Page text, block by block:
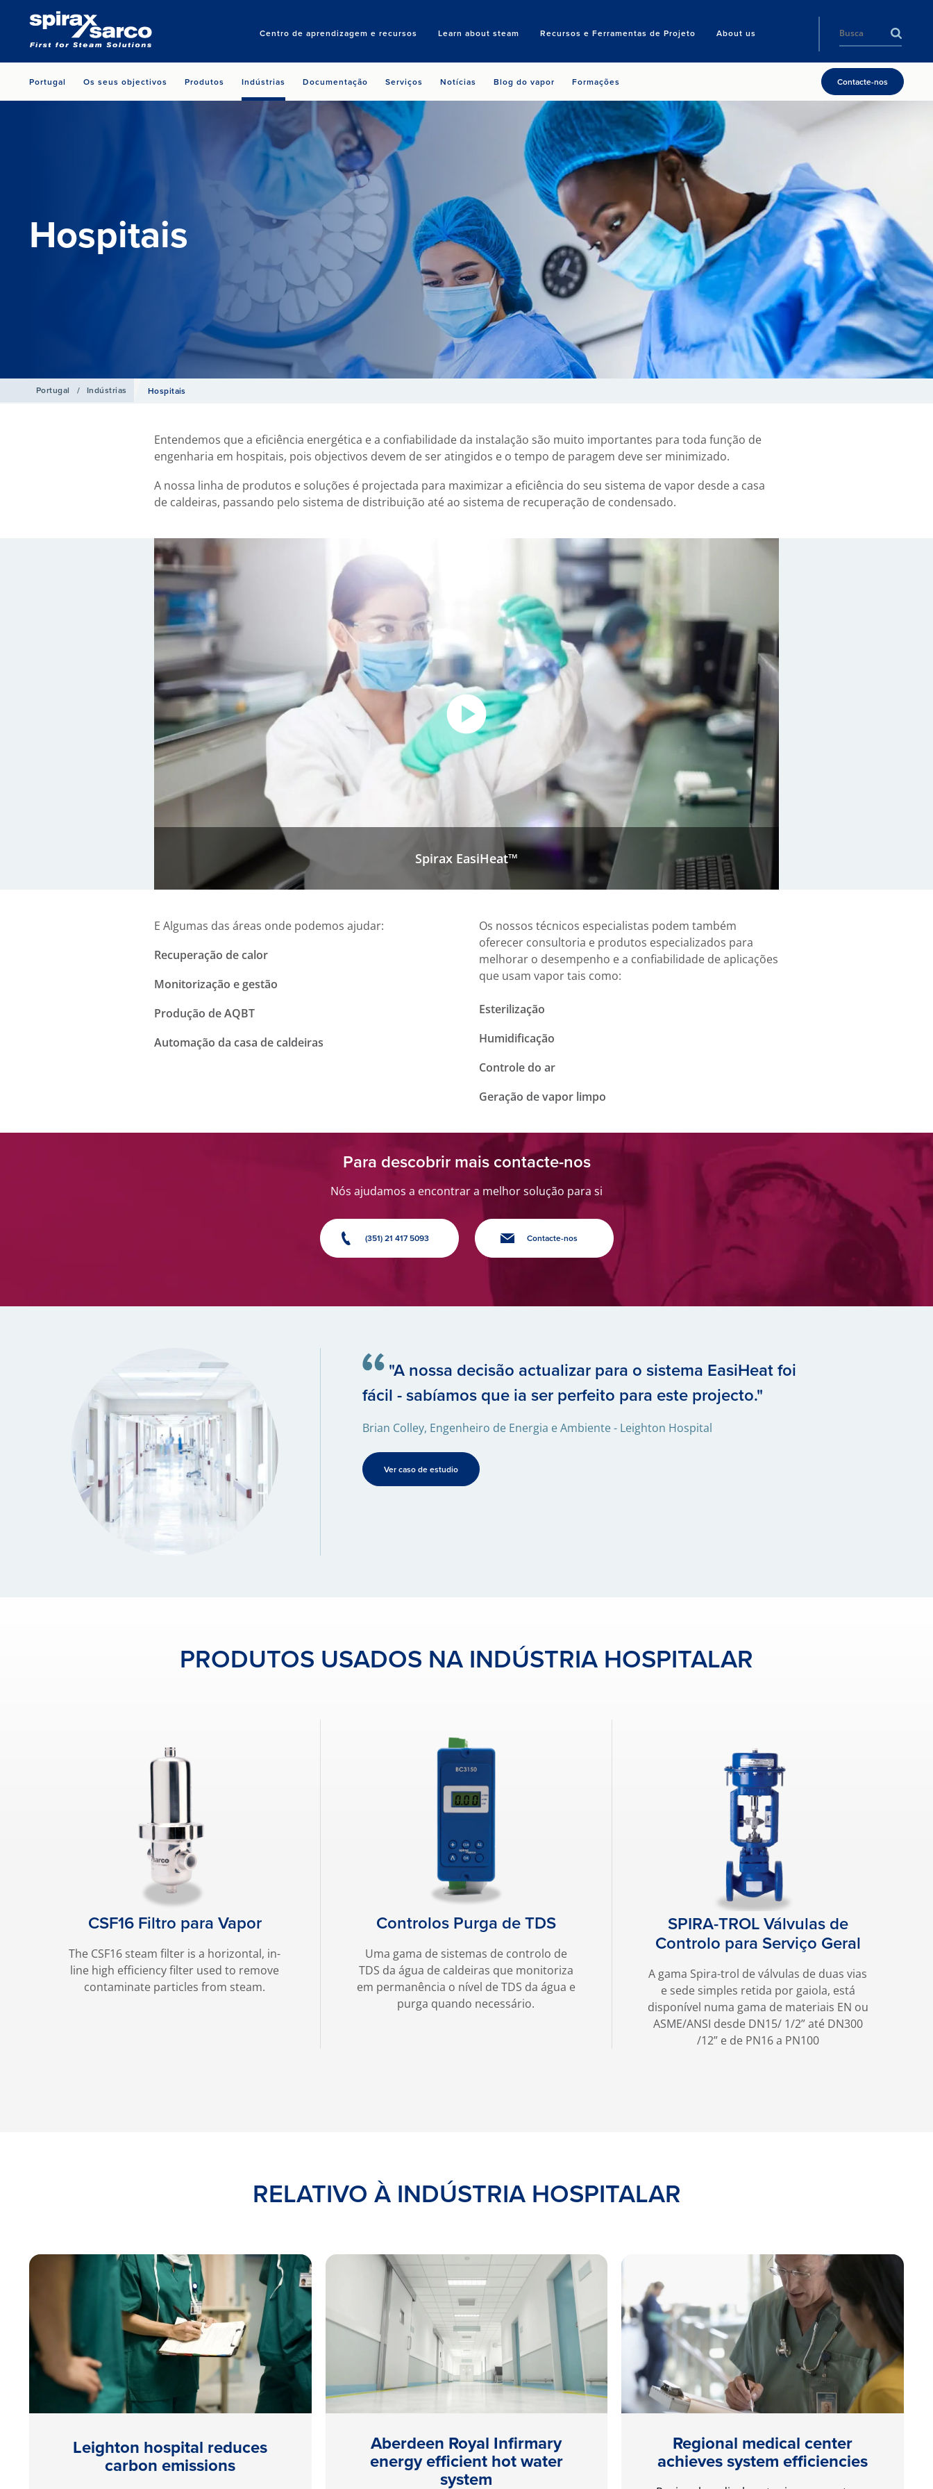
Centro de aprendizagem e recursos Learn about steam Recursos e Ferramentas de Projeto About us
Search
Portugal Os seus objectivos Produtos Indústrias Documentação Serviços Notícias Blog do vapor Formações Contacte-nos
Hospitais
Portugal / Indústrias Hospitais
Entendemos que a eficiência energética e a confiabilidade da instalação são muito importantes para toda função de
engenharia em hospitais, pois objectivos devem de ser atingidos e o tempo de paragem deve ser minimizado.
A nossa linha de produtos e soluções é projectada para maximizar a eficiência do seu sistema de vapor desde a casa
de caldeiras, passando pelo sistema de distribuição até ao sistema de recuperação de condensado.
Spirax EasiHeat™
E Algumas das áreas onde podemos ajudar:
Recuperação de calor
Monitorização e gestão
Produção de AQBT
Automação da casa de caldeiras
Os nossos técnicos especialistas podem também
oferecer consultoria e produtos especializados para
melhorar o desempenho e a confiabilidade de aplicações
que usam vapor tais como:
Esterilização
Humidificação
Controle do ar
Geração de vapor limpo
Para descobrir mais contacte-nos
Nós ajudamos a encontrar a melhor solução para si
(351) 21 417 5093 Contacte-nos
"A nossa decisão actualizar para o sistema EasiHeat foi
fácil - sabíamos que ia ser perfeito para este projecto."
Brian Colley, Engenheiro de Energia e Ambiente - Leighton Hospital
Ver caso de estudio
PRODUTOS USADOS NA INDÚSTRIA HOSPITALAR
CSF16 Filtro para Vapor
The CSF16 steam filter is a horizontal, in-
line high efficiency filter used to remove
contaminate particles from steam.
Controlos Purga de TDS
Uma gama de sistemas de controlo de
TDS da água de caldeiras que monitoriza
em permanência o nível de TDS da água e
purga quando necessário.
SPIRA-TROL Válvulas de
Controlo para Serviço Geral
A gama Spira-trol de válvulas de duas vias
e sede simples retida por gaiola, está
disponível numa gama de materiais EN ou
ASME/ANSI desde DN15/ 1/2” até DN300
/12” e de PN16 a PN100
RELATIVO À INDÚSTRIA HOSPITALAR
Leighton hospital reduces
carbon emissions
Aberdeen Royal Infirmary
energy efficient hot water
system
Regional medical center
achieves system efficiencies